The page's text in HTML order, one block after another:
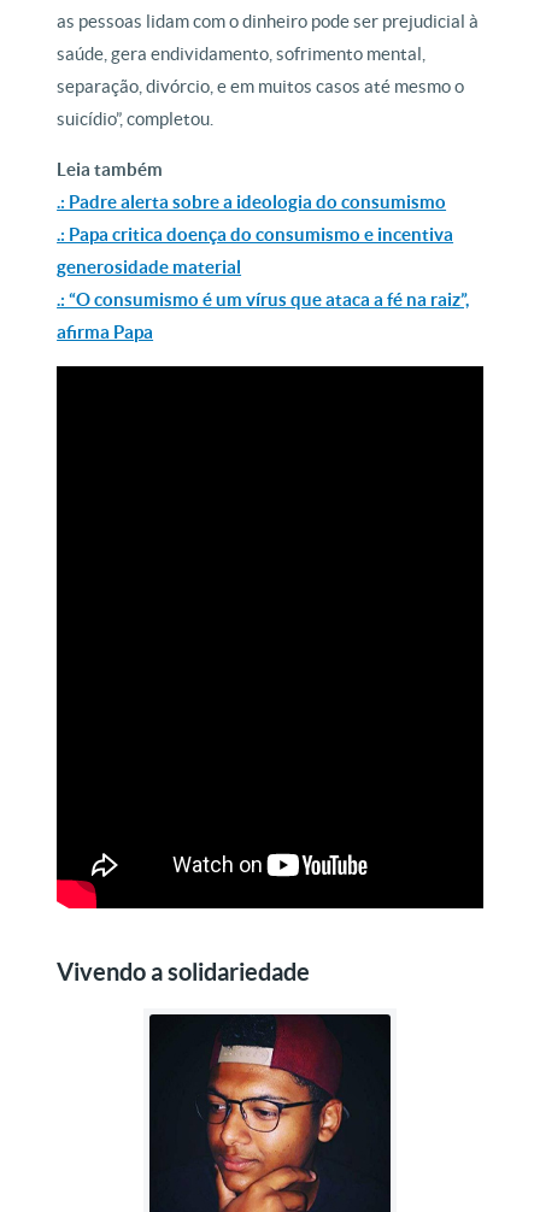
as pessoas lidam com o dinheiro pode ser prejudicial à
saúde, gera endividamento, sofrimento mental,
separação, divórcio, e em muitos casos até mesmo o
suicídio”, completou.
Leia também
.: Padre alerta sobre a ideologia do consumismo
.: Papa critica doença do consumismo e incentiva
generosidade material
.: “O consumismo é um vírus que ataca a fé na raiz”,
afirma Papa
Vivendo a solidariedade